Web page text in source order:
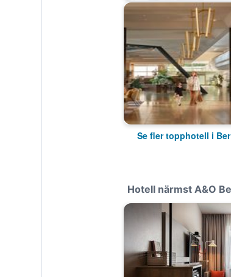
Se fler topphotell i
Hotell närmst A&O